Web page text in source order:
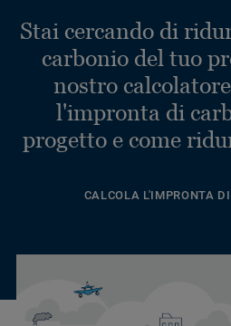
Stai cercando di
carbonio del tuo
nostro
l'impronta di
progetto e come
CALCOLA L'IMPRONTA